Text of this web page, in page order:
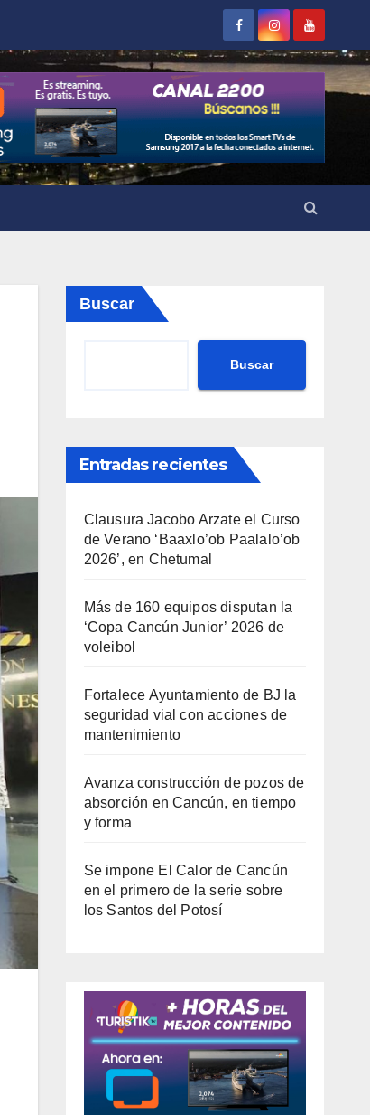
Buscar
Buscar
Entradas recientes
Clausura Jacobo Arzate el Curso
de Verano ‘Baaxlo’ob Paalalo’ob
2026’, en Chetumal
Más de 160 equipos disputan la
‘Copa Cancún Junior’ 2026 de
voleibol
Fortalece Ayuntamiento de BJ la
seguridad vial con acciones de
mantenimiento
Avanza construcción de pozos de
absorción en Cancún, en tiempo
y forma
Se impone El Calor de Cancún
en el primero de la serie sobre
los Santos del Potosí